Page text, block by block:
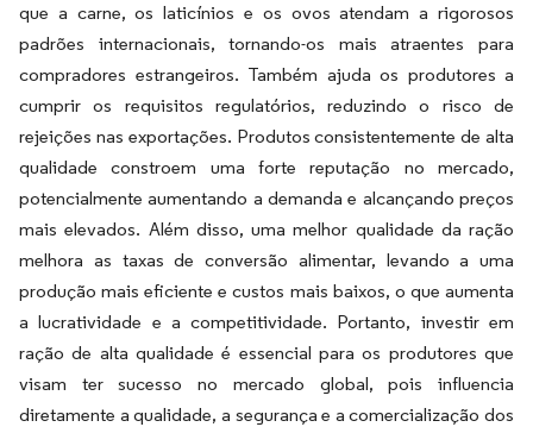
que a carne, os laticínios e os ovos atendam a rigorosos
padrões internacionais, tornando-os mais atraentes para
compradores estrangeiros. Também ajuda os produtores a
cumprir os requisitos regulatórios, reduzindo o risco de
rejeições nas exportações. Produtos consistentemente de alta
qualidade constroem uma forte reputação no mercado,
potencialmente aumentando a demanda e alcançando preços
mais elevados. Além disso, uma melhor qualidade da ração
melhora as taxas de conversão alimentar, levando a uma
produção mais eficiente e custos mais baixos, o que aumenta
a lucratividade e a competitividade. Portanto, investir em
ração de alta qualidade é essencial para os produtores que
visam ter sucesso no mercado global, pois influencia
diretamente a qualidade, a segurança e a comercialização dos